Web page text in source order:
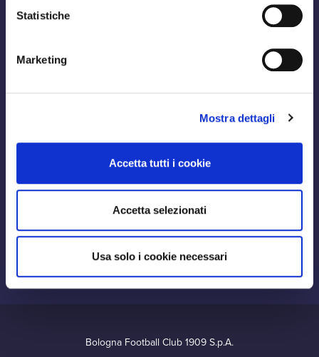
Statistiche
Marketing
Mostra dettagli
Accetta tutti i cookie
Accetta selezionati
Usa solo i cookie necessari
Bologna Football Club 1909 S.p.A.